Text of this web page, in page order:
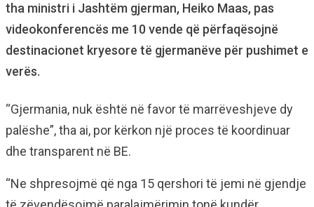
tha ministri i Jashtëm gjerman, Heiko Maas, pas
videokonferencës me 10 vende që përfaqësojnë
destinacionet kryesore të gjermanëve për pushimet e
verës.
“Gjermania, nuk është në favor të marrëveshjeve dy
palëshe”, tha ai, por kërkon një proces të koordinuar
dhe transparent në BE.
“Ne shpresojmë që nga 15 qershori të jemi në gjendje